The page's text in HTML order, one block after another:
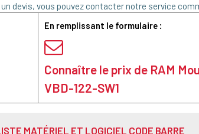
devis, vous pouvez contacter notre service
En remplissant le formulaire :
Connaître le prix de RAM
VBD-122-SW1
MATÉRIEL ET LOGICIEL CODE BARRE